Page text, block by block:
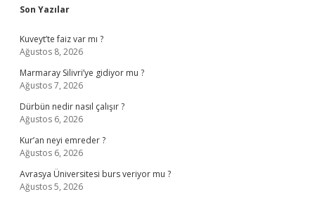
Sidebar
Son Yazılar
Kuveyt’te faiz var mı ?
Ağustos 8, 2026
Marmaray Silivri’ye gidiyor mu ?
Ağustos 7, 2026
Dürbün nedir nasıl çalışır ?
Ağustos 6, 2026
Kur’an neyi emreder ?
Ağustos 6, 2026
Avrasya Üniversitesi burs veriyor mu ?
Ağustos 5, 2026